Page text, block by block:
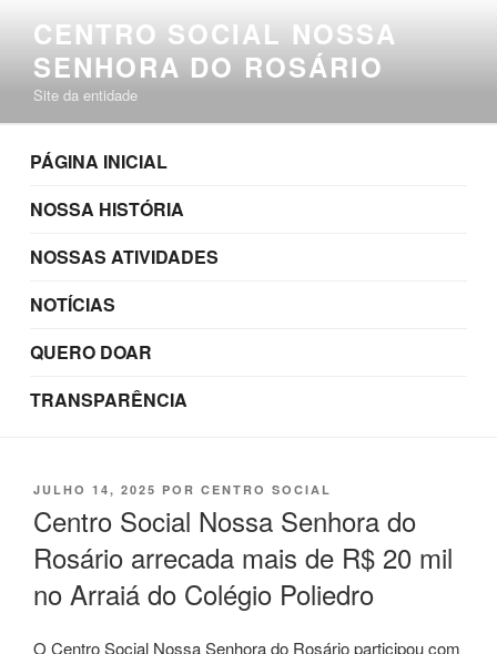
conteúdo
CENTRO SOCIAL NOSSA
SENHORA DO ROSÁRIO
Site da entidade
PÁGINA INICIAL
NOSSA HISTÓRIA
NOSSAS ATIVIDADES
NOTÍCIAS
QUERO DOAR
TRANSPARÊNCIA
PUBLICADO
JULHO 14, 2025 POR CENTRO SOCIAL
Centro Social Nossa Senhora do
Rosário arrecada mais de R$ 20 mil
no Arraiá do Colégio Poliedro
O Centro Social Nossa Senhora do Rosário participou com